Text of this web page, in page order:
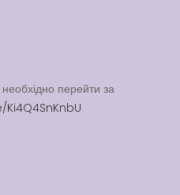
перейти за